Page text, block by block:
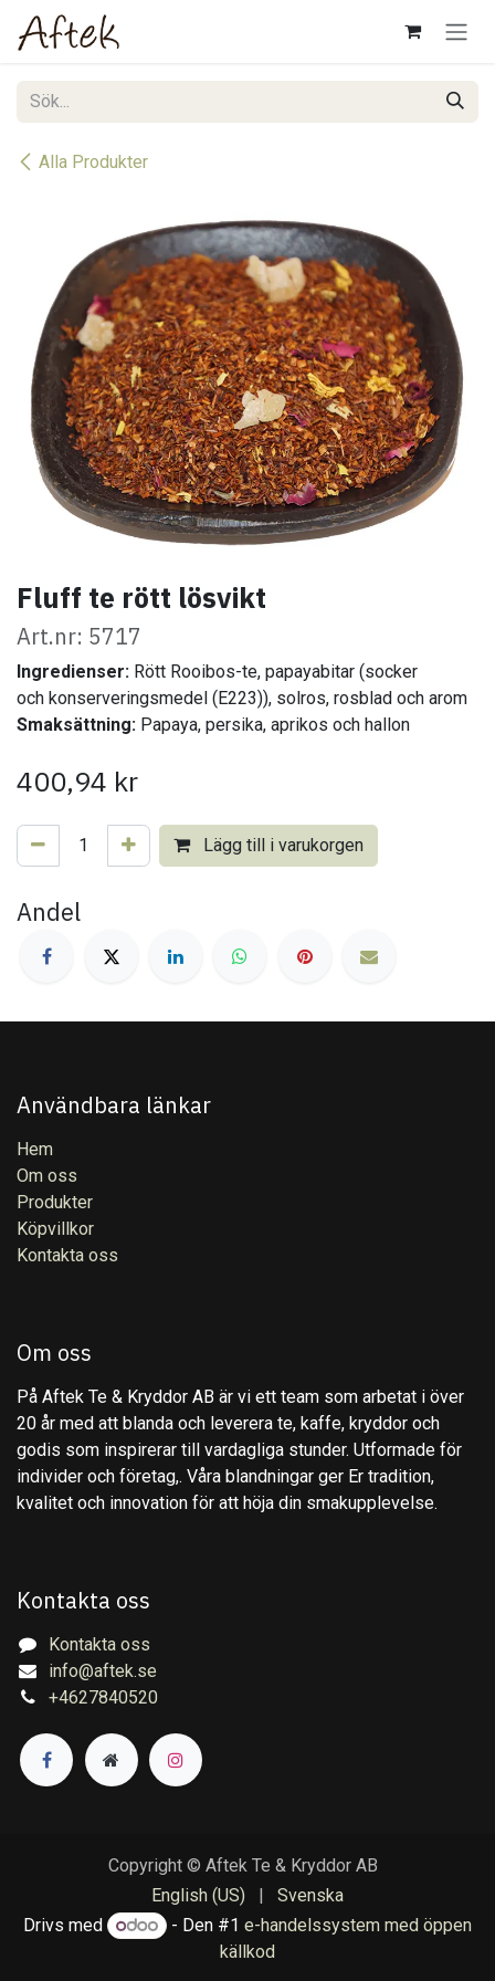
Hoppa till innehåll
Alla Produkter
Fluff te rött lösvikt
Art.nr: 5717
Ingredienser: Rött Rooibos-te, papayabitar (socker
och konserveringsmedel (E223)), solros, rosblad och arom
Smaksättning: Papaya, persika, aprikos och hallon
400,94 kr
Lägg till i varukorgen
Andel
Användbara länkar
Hem
Om oss
Produkter
Köpvillkor
Kontakta oss
Om oss
På Aftek Te & Kryddor AB är vi ett team som arbetat i över
20 år med att blanda och leverera te, kaffe, kryddor och
godis som inspirerar till vardagliga stunder. Utformade för
individer och företag,. Våra blandningar ger Er tradition,
kvalitet och innovation för att höja din smakupplevelse.
Kontakta oss
Kontakta oss
info@aftek.se
+4627840520
Copyright © Aftek Te & Kryddor AB
English (US)
|
Svenska
Drivs med
- Den #1e-handelssystem med öppen
källkod